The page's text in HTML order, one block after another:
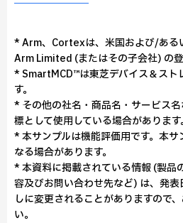
* Arm、Cortexは、米国および/ある
Arm Limited (またはその子会社) の登
* SmartMCD™は東芝デバイス＆スト
す。
* その他の社名・商品名・サービス
標として使用している場合があります。
* 本サンプルは機能評価用です。本
なる場合があります。
* 本資料に掲載されている情報 (製品
容及びお問い合わせ先など) は、発
しに変更されることがありますので
い。